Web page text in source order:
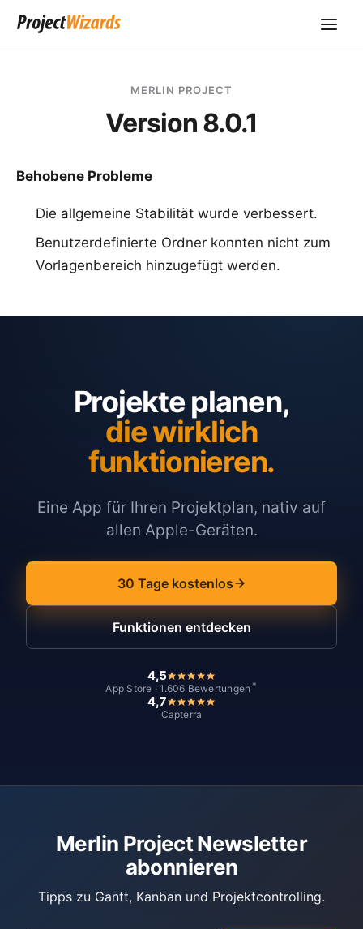
MERLIN PROJECT
Version 8.0.1
Behobene Probleme
Die allgemeine Stabilität wurde verbessert.
Benutzerdefinierte Ordner konnten nicht zum
Vorlagenbereich hinzugefügt werden.
Projekte planen,
die wirklich
funktionieren.
Eine App für Ihren Projektplan, nativ auf
allen Apple-Geräten.
30 Tage kostenlos
Funktionen entdecken
4,5
App Store · 1.606 Bewertungen *
4,7
Capterra
Merlin Project Newsletter
abonnieren
Tipps zu Gantt, Kanban und Projektcontrolling.